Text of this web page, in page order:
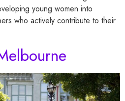
young women into
who actively contribute to their